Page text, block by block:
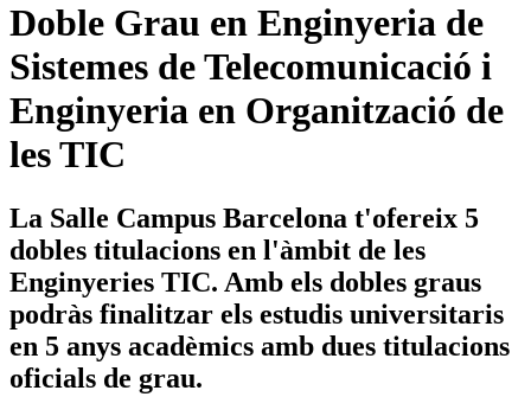
Doble Grau en Enginyeria de
Sistemes de Telecomunicació i
Enginyeria en Organització de
les TIC
La Salle Campus Barcelona t'ofereix 5
dobles titulacions en l'àmbit de les
Enginyeries TIC. Amb els dobles graus
podràs finalitzar els estudis universitaris
en 5 anys acadèmics amb dues titulacions
oficials de grau.